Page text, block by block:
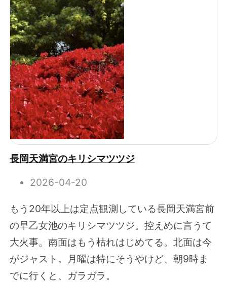
長岡天満宮のキリシマツツジ
2026-04-20
もう20年以上は定点観測している長岡天満宮前
の早乙女池のキリシマツツジ。控えめに言うて
大火事。南面はもう枯れはじめてる。北面は今
がジャスト。月曜は特にそうやけど、朝9時ま
でに行くと、ガラガラ。